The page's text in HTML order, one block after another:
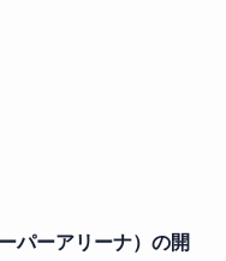
パーアリーナ）の開